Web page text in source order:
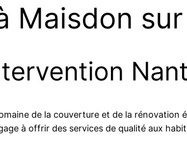
Maisdon
de la couverture et de la rénovation
à offrir des services de qualité aux